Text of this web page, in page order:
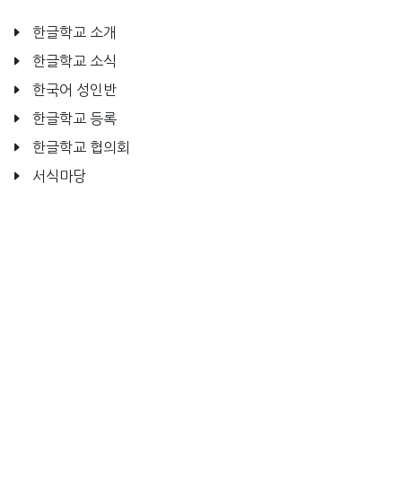
한글학교 소개
한글학교 소식
한국어 성인반
한글학교 등록
한글학교 협의회
서식마당